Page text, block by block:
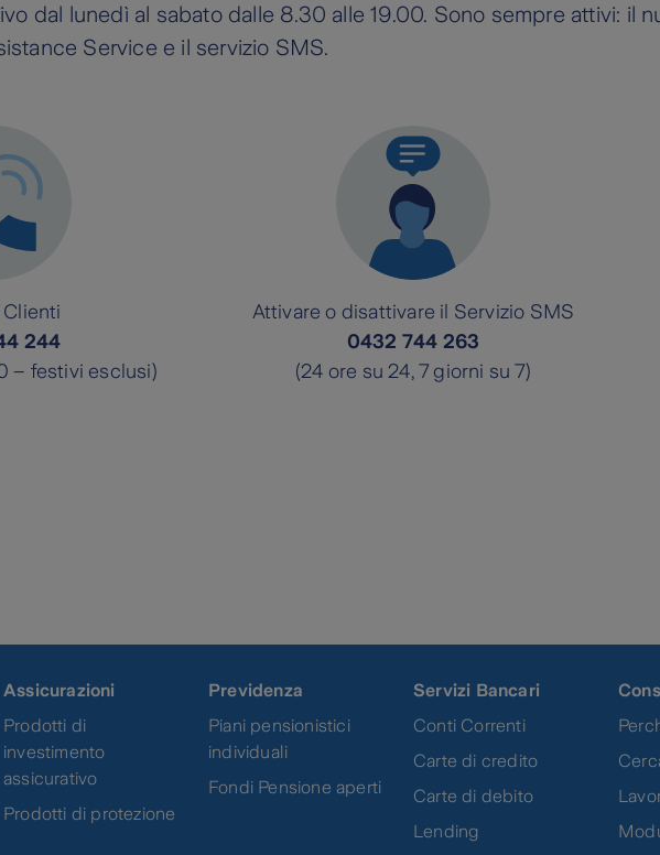
guidata in cui ti verranno richiesti (codice fiscale,
alla Carta);
facciale;
dal lunedì al sabato dalle 8.30 alle 19.00. Sono sempre attivi: il
Service e il servizio SMS.
244
– festivi esclusi)
Attivare o disattivare il Servizio SMS
0432 744 263
(24 ore su 24, 7 giorni su 7)
Assicurazioni
Prodotti di
investimento
assicurativo
Prodotti di protezione
Previdenza
Piani pensionistici
individuali
Fondi Pensione aperti
Servizi Bancari
Conti Correnti
Carte di credito
Carte di debito
Lending